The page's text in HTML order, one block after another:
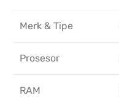
Merk & Tipe
Prosesor
RAM